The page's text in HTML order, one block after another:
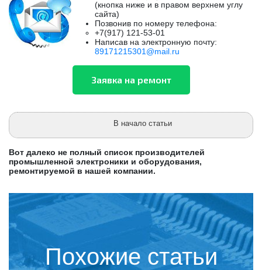
(кнопка ниже и в правом верхнем углу
сайта)
Позвонив по номеру телефона:
+7(917) 121-53-01
Написав на электронную почту:
89171215301@mail.ru
В начало статьи
Вот далеко не полный список производителей
промышленной электроники и оборудования,
ремонтируемой в нашей компании.
Похожие статьи